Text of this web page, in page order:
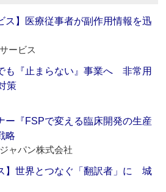
ス】医療従事者が副作用情報を迅
ービス
も『止まらない』事業へ 非常用
策
ー『FSPで変える臨床開発の生産
略
ャパン株式会社
】世界とつなぐ「翻訳者」に 城